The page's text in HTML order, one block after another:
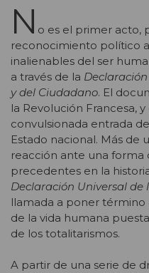
N o es el primer acto,
reconocimiento político
inalienables del ser
a través de la
y del Ciudadano. El
la Revolución Francesa,
convulsionada entrada
Estado nacional. Más de
reacción ante una forma
precedentes en la
Declaración Universal de
llamada a poner
de la vida humana
de los totalitarismos.
A partir de una serie de